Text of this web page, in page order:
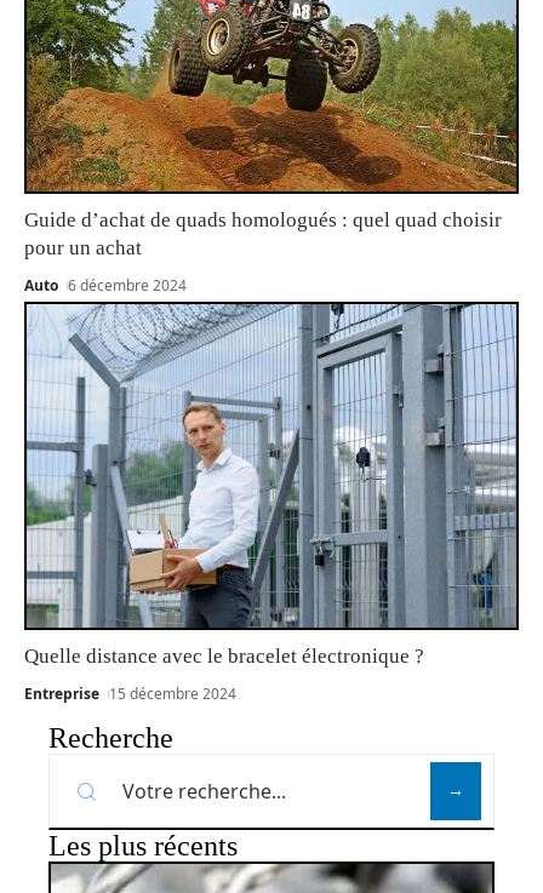
Guide d’achat de quads homologués : quel quad choisir
pour un achat
Auto 6 décembre 2024
Quelle distance avec le bracelet électronique ?
Entreprise 15 décembre 2024
Recherche
Les plus récents